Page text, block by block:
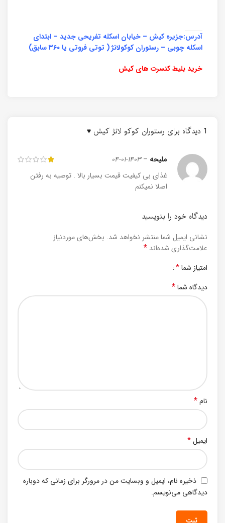
آدرس:جزیره کیش – خیابان اسکله تفریحی جدید – ابتدای
اسکله چوبی – رستوران کوکولانژ ( توتی فروتی یا ۳۶۰ سابق)
خرید بلیط کنسرت های کیش
1 دیدگاه برای رستوران کوکو لانژ کیش ♥
ملیحه –
1403-01-04
غذای بی کیفیت قیمت بسیار بالا . توصیه به رفتن
اصلا نمیکنم
دیدگاه خود را بنویسید
نشانی ایمیل شما منتشر نخواهد شد. بخش‌های موردنیاز
علامت‌گذاری شده‌اند *
امتیاز شما*
دیدگاه شما*
نام*
ایمیل*
ذخیره نام، ایمیل و وبسایت من در مرورگر برای زمانی که دوباره
دیدگاهی می‌نویسم.